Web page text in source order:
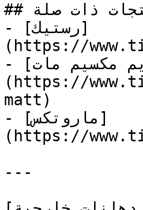
## منتجات ذات صلة
- [رستيك]
(https://
- [تايم مكسيم مات]
(https://
matt)
- [ماروتكس]
(https://
---